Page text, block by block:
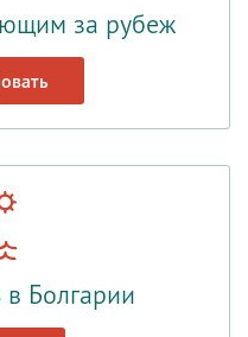
за рубеж
в Болгарии